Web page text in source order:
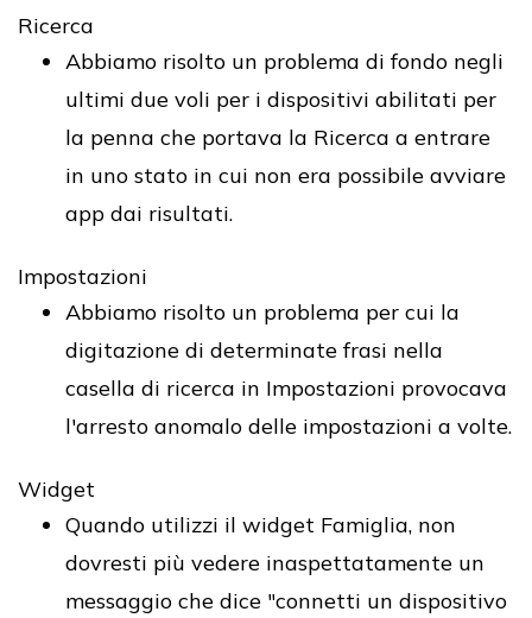
Ricerca
Abbiamo risolto un problema di fondo negli
ultimi due voli per i dispositivi abilitati per
la penna che portava la Ricerca a entrare
in uno stato in cui non era possibile avviare
app dai risultati.
Impostazioni
Abbiamo risolto un problema per cui la
digitazione di determinate frasi nella
casella di ricerca in Impostazioni provocava
l'arresto anomalo delle impostazioni a volte.
Widget
Quando utilizzi il widget Famiglia, non
dovresti più vedere inaspettatamente un
messaggio che dice "connetti un dispositivo